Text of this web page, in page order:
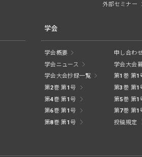
外部セミナー
学会
学会概要
申し合わ
学会ニュース
学会大会
学会大会抄録一覧
第1巻 第1
第2巻 第1号
第3巻 第1
第4巻 第1号
第5巻 第1
第6巻 第1号
第7巻 第1
第8巻 第1号
投稿規定